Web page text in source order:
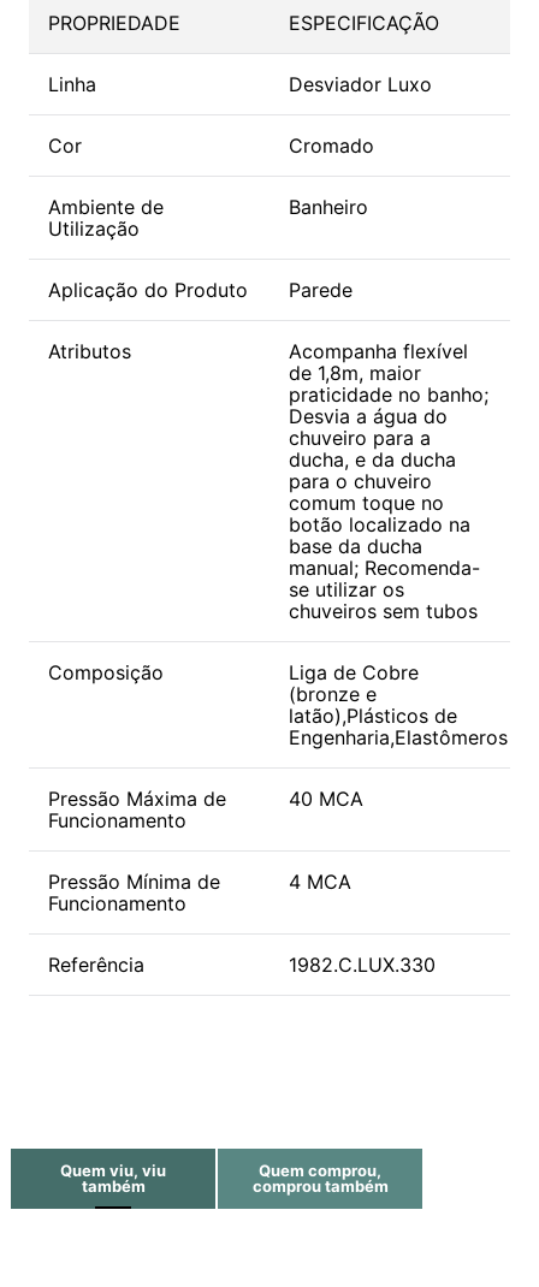
PROPRIEDADE ESPECIFICAÇÃO
Linha Desviador Luxo
Cor Cromado
Ambiente de
Utilização
Banheiro
Aplicação do Produto Parede
Atributos
Acompanha flexível
de 1,8m, maior
praticidade no banho;
Desvia a água do
chuveiro para a
ducha, e da ducha
para o chuveiro
comum toque no
botão localizado na
base da ducha
manual; Recomenda-
se utilizar os
chuveiros sem tubos
Composição
Liga de Cobre
(bronze e
latão),Plásticos de
Engenharia,Elastômeros
Pressão Máxima de
Funcionamento
40 MCA
Pressão Mínima de
Funcionamento
4 MCA
Referência 1982.C.LUX.330
Quem viu, viu
também
Quem comprou,
comprou também